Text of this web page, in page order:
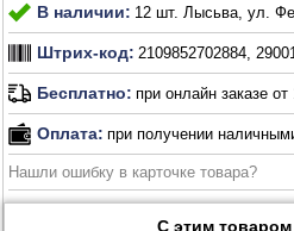
В наличии: 12 шт. Лысьва, ул.
Штрих-код: 2109852702884,
Бесплатно: при онлайн заказе
Оплата: при получении
Нашли ошибку в карточке товара?
С этим